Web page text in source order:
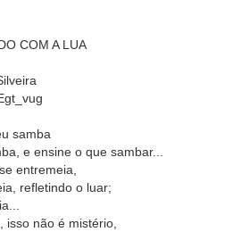
COM A LUA
samba
e ensine o que sambar...
entremeia,
refletindo o luar;
isso não é mistério,